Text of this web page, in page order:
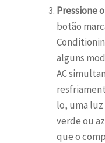
Pressione
botão
alguns
AC
lo, uma
verde ou
que o